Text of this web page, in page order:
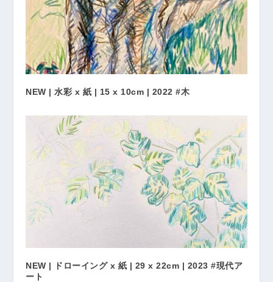
NEW | 水彩 x 紙 | 15 x 10cm | 2022 #木
NEW | ドローイング x 紙 | 29 x 22cm | 2023 #現代ア
ート